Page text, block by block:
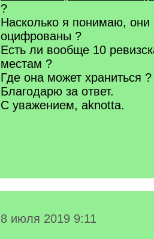
?
Насколько я понимаю,
оцифрованы ?
Есть ли вообще 10
местам ?
Где она может храниться ?
Благодарю за ответ.
С уважением, aknotta.
8 июля 2019 9:11